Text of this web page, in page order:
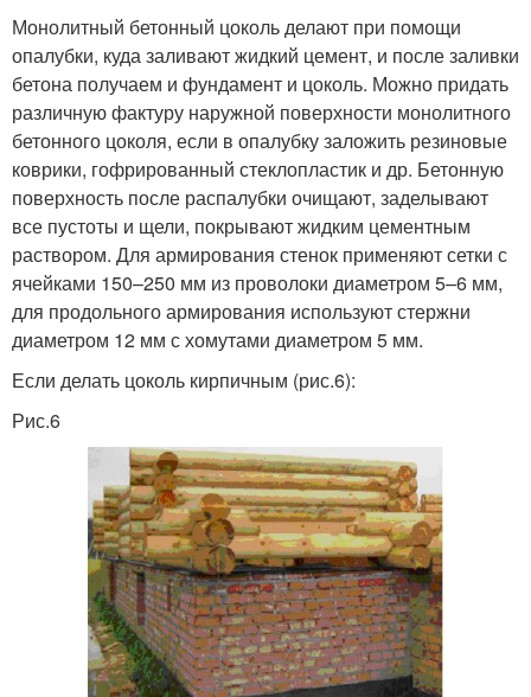
Монолитный бетонный цоколь делают при помощи
опалубки, куда заливают жидкий цемент, и после заливки
бетона получаем и фундамент и цоколь. Можно придать
различную фактуру наружной поверхности монолитного
бетонного цоколя, если в опалубку заложить резиновые
коврики, гофрированный стеклопластик и др. Бетонную
поверхность после распалубки очищают, заделывают
все пустоты и щели, покрывают жидким цементным
раствором. Для армирования стенок применяют сетки с
ячейками 150–250 мм из проволоки диаметром 5–6 мм,
для продольного армирования используют стержни
диаметром 12 мм с хомутами диаметром 5 мм.
Если делать цоколь кирпичным (рис.6):
Рис.6